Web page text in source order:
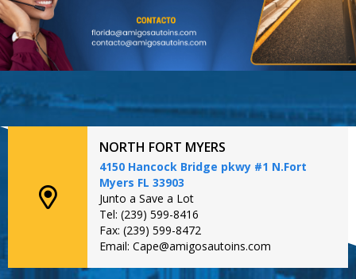
NORTH FORT MYERS
4150 Hancock Bridge pkwy #1 N.Fort
Myers FL 33903
Junto a Save a Lot
Tel: (239) 599-8416
Fax: (239) 599-8472
Email: Cape@amigosautoins.com